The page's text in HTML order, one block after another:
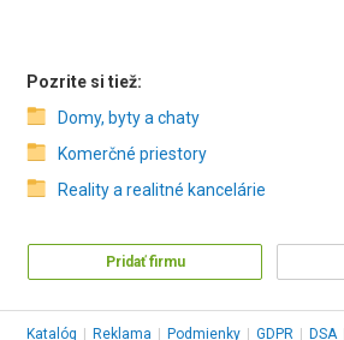
Pozrite si tiež:
Domy, byty a chaty
Komerčné priestory
Reality a realitné kancelárie
Pridať firmu
Katalóg Reklama Podmienky GDPR DSA